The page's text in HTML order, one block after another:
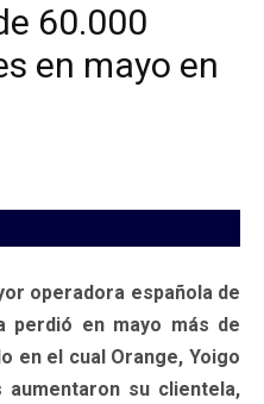
60.000
en mayo en
operadora española de
perdió en mayo más de
en el cual Orange, Yoigo
su clientela,